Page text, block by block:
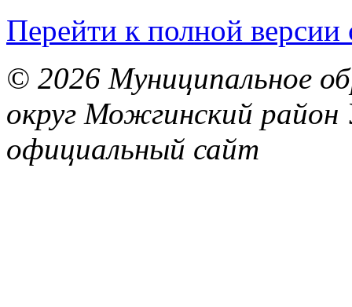
Перейти к полной версии
© 2026 Муниципальное
округ Можгинский район
официальный сайт